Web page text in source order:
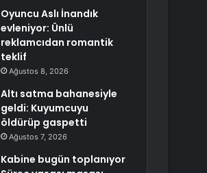
Oyuncu Aslı İnandık
evleniyor: Ünlü
reklamcıdan romantik
teklif
Ağustos 8, 2026
Altı satma bahanesiyle
geldi: Kuyumcuyu
öldürüp gaspetti
Ağustos 7, 2026
Kabine bugün toplanıyor